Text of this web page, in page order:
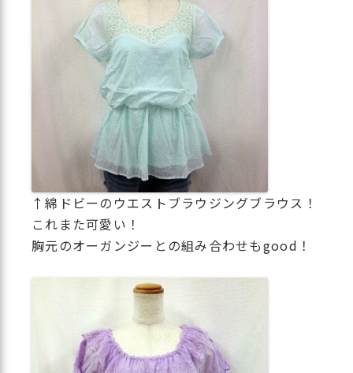
↑綿ドビーのウエストブラウジングブラウス！
これまた可愛い！
胸元のオーガンジーとの組み合わせもgood！